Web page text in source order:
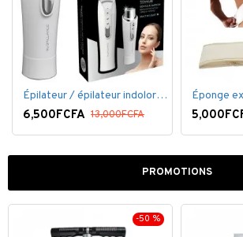
Épilateur / épilateur indolore NuBrilliance Ultimate pour femmes
6,500FCFA 13,000FCFA
PROMOTIONS
-50 %